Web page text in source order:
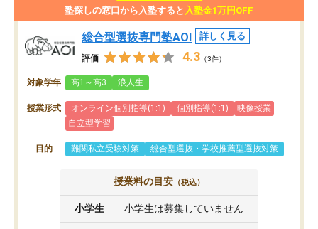
塾探しの窓口から入塾すると 入塾金1万円OFF
総合型選抜専門塾AOI 詳しく見る
評価 4.3 （3件）
対象学年 高1～高3 浪人生
授業形式 オンライン個別指導(1:1) 個別指導(1:1)
映像授業
自立型学習
目的 難関私立受験対策 総合型選抜・学校推薦型選抜対策
授業料の目安 （税込）
小学生 小学生は募集していません